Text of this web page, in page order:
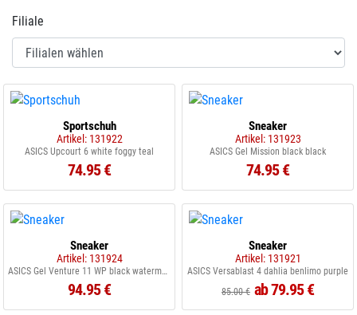
Filiale
Sportschuh
Artikel: 131922
ASICS Upcourt 6 white foggy teal
74.95 €
Sneaker
Artikel: 131923
ASICS Gel Mission black black
74.95 €
Sneaker
Artikel: 131924
ASICS Gel Venture 11 WP black watermelon
94.95 €
Sneaker
Artikel: 131921
ASICS Versablast 4 dahlia benlimo purple
85.00 € ab 79.95 €